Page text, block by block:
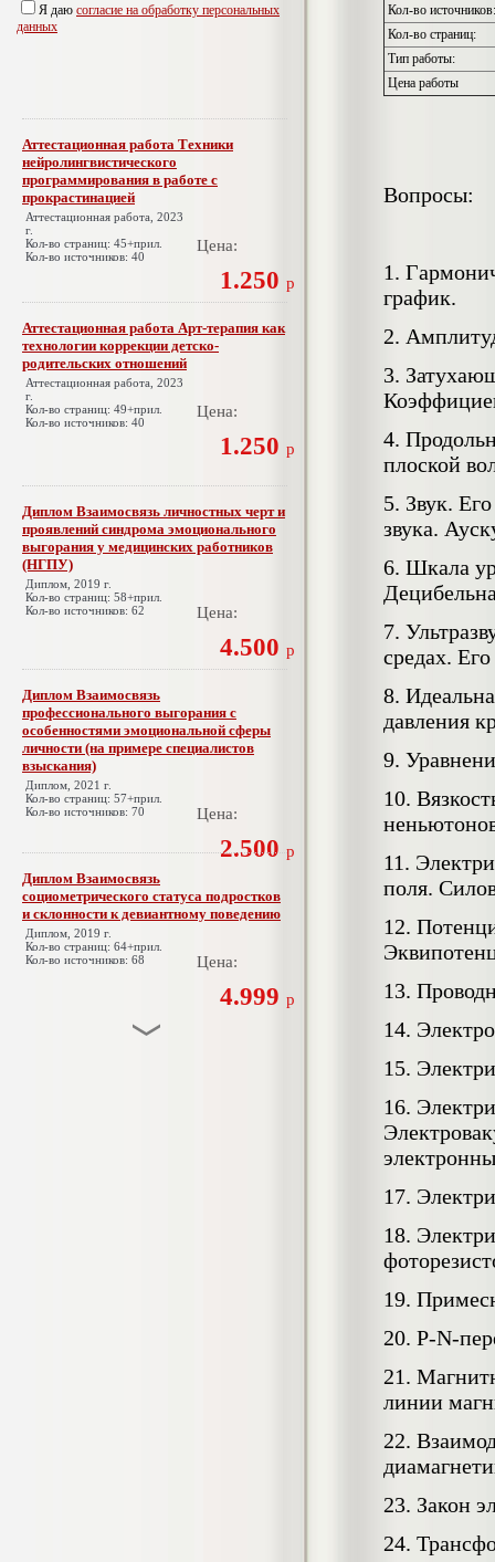
Я даю согласие на обработку персональных
данных
Аттестационная работа Техники
нейролингвистического
программирования в работе с
прокрастинацией
Аттестационная работа, 2023
г.
Кол-во страниц: 45+прил.
Кол-во источников: 40
Цена:
1.250 р
Аттестационная работа Арт-терапия как
технологии коррекции детско-
родительских отношений
Аттестационная работа, 2023
г.
Кол-во страниц: 49+прил.
Кол-во источников: 40
Цена:
1.250 р
Диплом Взаимосвязь личностных черт и
проявлений синдрома эмоционального
выгорания у медицинских работников
(НГПУ)
Диплом, 2019 г.
Кол-во страниц: 58+прил.
Кол-во источников: 62
Цена:
4.500 р
Диплом Взаимосвязь
профессионального выгорания с
особенностями эмоциональной сферы
личности (на примере специалистов
взыскания)
Диплом, 2021 г.
Кол-во страниц: 57+прил.
Кол-во источников: 70
Цена:
2.500 р
Диплом Взаимосвязь
социометрического статуса подростков
и склонности к девиантному поведению
Диплом, 2019 г.
Кол-во страниц: 64+прил.
Кол-во источников: 68
Цена:
4.999 р
Кол-во источников:
Кол-во страниц:
Тип работы:
Цена работы
Вопросы:
1.
график.
2.
3.
4.
плоской
5. Звук.
звука.
6. Шкала
7.
средах.
8.
давления
9.
10.
11.
поля.
12.
13.
14.
15.
16.
17.
18.
19.
20. Р-N-
21.
линии
22.
23. Закон
24.